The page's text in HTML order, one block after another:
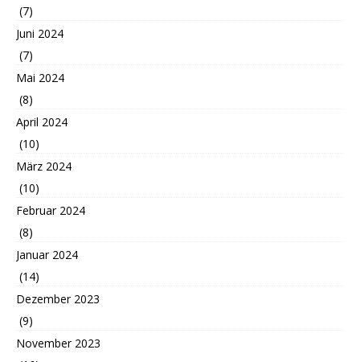
(7)
Juni 2024
(7)
Mai 2024
(8)
April 2024
(10)
März 2024
(10)
Februar 2024
(8)
Januar 2024
(14)
Dezember 2023
(9)
November 2023